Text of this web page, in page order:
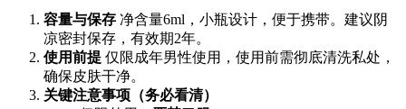
容量与保存 净含量6ml，小瓶设计，便于携带。建议阴
凉密封保存，有效期2年。
使用前提 仅限成年男性使用，使用前需彻底清洗私处，
确保皮肤干净。
关键注意事项（务必看清）